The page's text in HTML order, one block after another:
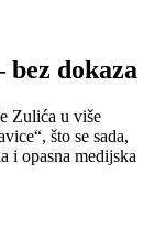
dokaza
Zulića u više
što se sada,
i opasna medijska